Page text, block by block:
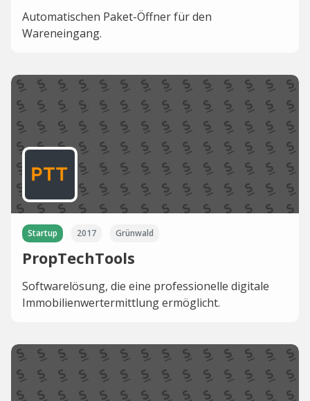
Automatischen Paket-Öffner für den
Wareneingang.
Startup 2017 Grünwald
PropTechTools
Softwarelösung, die eine professionelle digitale
Immobilienwertermittlung ermöglicht.